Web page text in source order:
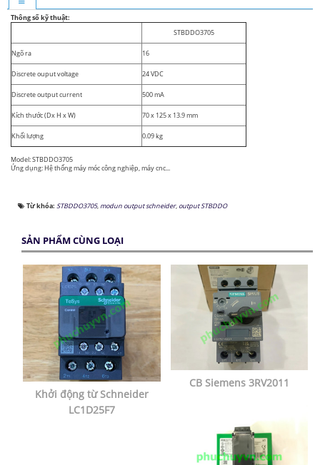
Thông số kỹ thuật:
STBDDO3705
Ngõ ra 16
Discrete ouput voltage 24 VDC
Discrete output current 500 mA
Kích thước (Dx H x W) 70 x 125 x 13.9 mm
Khối lượng 0.09 kg
Model: STBDDO3705
Ứng dụng: Hệ thống máy móc công nghiệp, máy cnc...
Từ khóa: STBDDO3705, modun output schneider, output STBDDO
SẢN PHẨM CÙNG LOẠI
Khởi động từ Schneider
LC1D25F7
CB Siemens 3RV2011